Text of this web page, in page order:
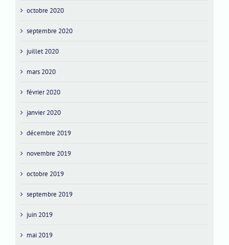
octobre 2020
septembre 2020
juillet 2020
mars 2020
février 2020
janvier 2020
décembre 2019
novembre 2019
octobre 2019
septembre 2019
juin 2019
mai 2019